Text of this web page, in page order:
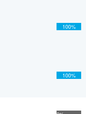
100%
100%